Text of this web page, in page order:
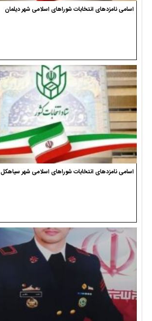
اسامی نامزدهای انتخابات شوراهای اسلامی شهر دیلمان
اسامی نامزدهای انتخابات شوراهای اسلامی شهر سیاهکل